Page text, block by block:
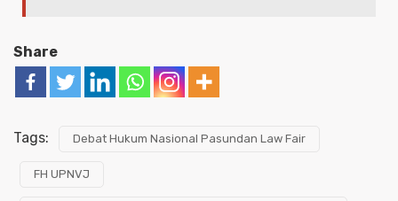
Share
Tags: Debat Hukum Nasional Pasundan Law Fair
FH UPNVJ